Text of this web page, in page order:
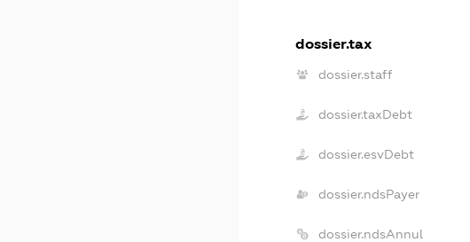
dossier.tax
dossier.staff
dossier.taxDebt
dossier.esvDebt
dossier.ndsPayer
dossier.ndsAnnul